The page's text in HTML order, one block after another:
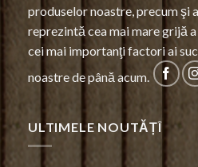
produselor noastre, precum şi
reprezintă cea mai mare grijă
cei mai importanţi factori ai
noastre de până acum.
ULTIMELE NOUTĂȚÎ